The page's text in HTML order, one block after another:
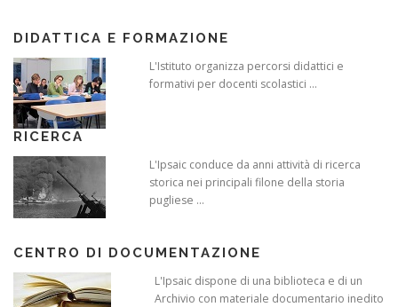
DIDATTICA E FORMAZIONE
L'Istituto organizza percorsi didattici e
formativi per docenti scolastici ...
RICERCA
L'Ipsaic conduce da anni attività di ricerca
storica nei principali filone della storia
pugliese ...
CENTRO DI DOCUMENTAZIONE
L'Ipsaic dispone di una biblioteca e di un
Archivio con materiale documentario inedito